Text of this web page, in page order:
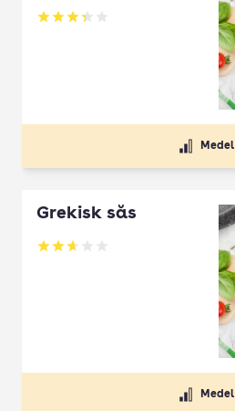
Betyg: 3.36 av 5
Medel
Grekisk sås
Betyg: 2.67 av 5
Medel